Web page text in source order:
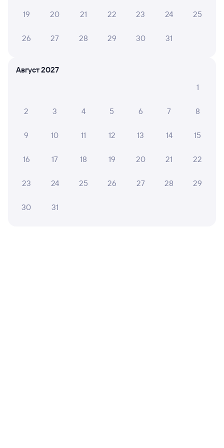
А ещё здесь можно найти
Обратные билеты из Рязани-2 в Красный Кут
19 20 21 22 23 24 25
26 27 28 29 30 31
Август 2027
1
2 3 4 5 6 7 8
9 10 11 12 13 14 15
16 17 18 19 20 21 22
23 24 25 26 27 28 29
30 31